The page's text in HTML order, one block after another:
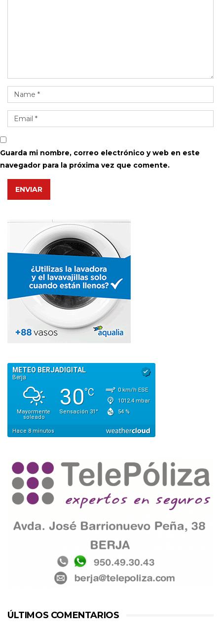
Guarda mi nombre, correo electrónico y web en este
navegador para la próxima vez que comente.
ENVIAR
ÚLTIMOS COMENTARIOS